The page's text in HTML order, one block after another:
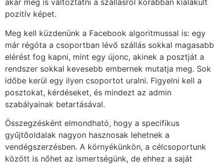
akár meg is változtatni a szállásról korábban kialakult
pozitív képet.
Meg kell küzdenünk a Facebook algoritmussal is: egy
már régóta a csoportban lévő szállás sokkal magasabb
elérést fog kapni, mint egy újonc, akinek a posztját a
rendszer sokkal kevesebb embernek mutatja meg. Sok
időbe kerül egy ilyen csoportot uralni. Figyelni kell a
posztokat, kérdéseket, és mindezt az admin
szabályainak betartásával.
Összegzésként elmondható, hogy a specifikus
gyűjtőoldalak nagyon hasznosak lehetnek a
vendégszerzésben. A környékünkön, a célcsoportunk
között is nőhet az ismertségünk, de ehhez a saját